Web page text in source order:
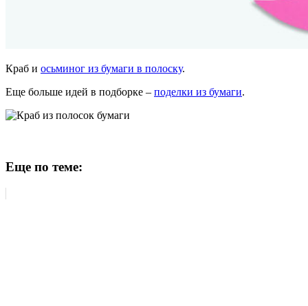
Краб и осьминог из бумаги в полоску.
Еще больше идей в подборке – поделки из бумаги.
Еще по теме: